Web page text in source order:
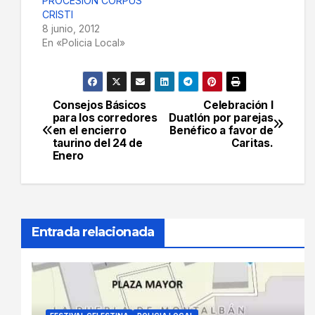
CRISTI
8 junio, 2012
En «Policia Local»
Navegación
de
Celebración I
Duatlón por parejas
Benéfico a favor de
Caritas.
Consejos Básicos
para los corredores
en el encierro
taurino del 24 de
Enero
Entrada relacionada